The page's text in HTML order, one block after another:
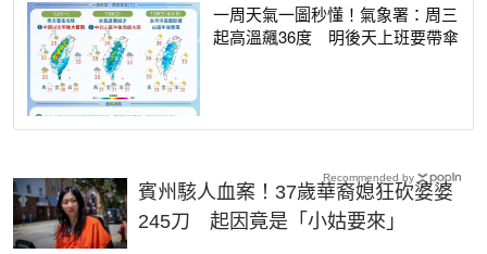
一周天氣一圖秒懂！氣象署：周三
起高溫飆36度 明後天上班要帶傘
賓州駭人血案！37歲華裔媳狂砍婆婆
245刀 起因竟是「小姑要來」
Recommended by